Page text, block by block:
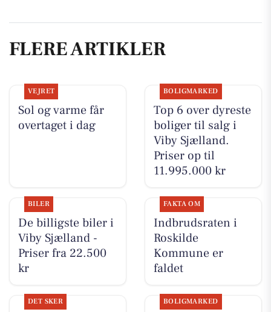
FLERE ARTIKLER
VEJRET
Sol og varme får
overtaget i dag
BOLIGMARKED
Top 6 over dyreste
boliger til salg i
Viby Sjælland.
Priser op til
11.995.000 kr
BILER
De billigste biler i
Viby Sjælland -
Priser fra 22.500
kr
FAKTA OM
Indbrudsraten i
Roskilde
Kommune er
faldet
DET SKER BOLIGMARKED